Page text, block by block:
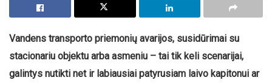
Vandens transporto priemonių avarijos, susidūrimai su
stacionariu objektu arba asmeniu – tai tik keli scenarijai,
galintys nutikti net ir labiausiai patyrusiam laivo kapitonui ar